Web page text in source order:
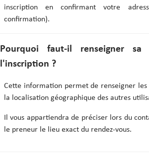
inscription en confirmant votre
confirmation).
Pourquoi faut-il renseigner
l'inscription ?
Cette information permet de renseigner
la localisation géographique des autres
Il vous appartiendra de préciser lors du
le preneur le lieu exact du rendez-vous.